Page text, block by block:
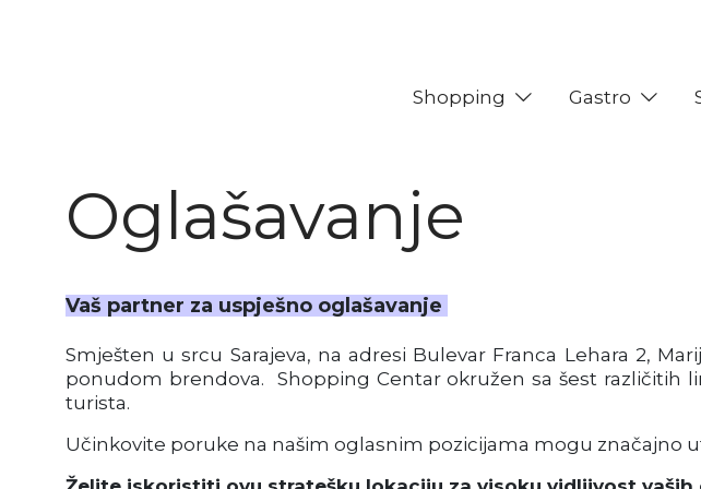
Shopping Gastro
Oglašavanje
Vaš partner za uspješno oglašavanje
Smješten u srcu Sarajeva, na adresi Bulevar Franca Lehara 2,
ponudom brendova. Shopping Centar okružen sa šest različitih
turista.
Učinkovite poruke na našim oglasnim pozicijama mogu značajno